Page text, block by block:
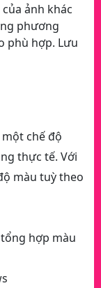
ảnh khác
phương
phù hợp. Lưu
chế độ
thực tế. Với
màu tuỳ theo
hợp màu